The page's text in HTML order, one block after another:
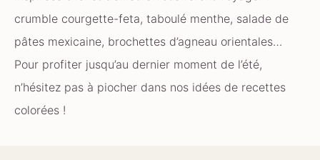
crumble courgette-feta, taboulé menthe, salade de
pâtes mexicaine, brochettes d’agneau orientales…
Pour profiter jusqu’au dernier moment de l’été,
n’hésitez pas à piocher dans nos idées de recettes
colorées !